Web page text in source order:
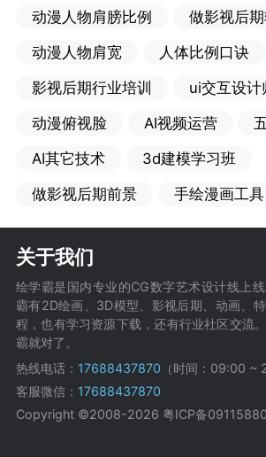
动漫人物肩膀比例
做影视后
动漫人物肩宽
人体比例口诀
影视后期行业培训
ui交互设计
动漫俯视脸
AI视频运营
AI其它技术
3d建模学习班
做影视后期前景
手绘漫画工具
关于我们
绘学霸是国内专业的CG数字艺术设计线上
霸有2D绘画、3D模型、影视后期、动画、
程，也有学习资源下载，还有行业社区交流
霸就对了。
热线电话： 17688437870 （时间：09:00 ~
客服微信： 17688437870
Copyright ©2008-2026 粤ICP备